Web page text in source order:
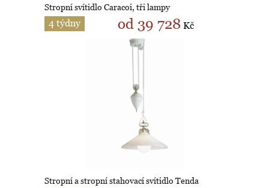
Stropní svítidlo Caracoi, tři lampy
4 týdny od 39 728 Kč
Stropní a stropní stahovací svítidlo Tenda